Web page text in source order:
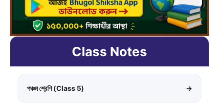
Class Notes
পঞ্চম শ্রেণি (Class 5) →